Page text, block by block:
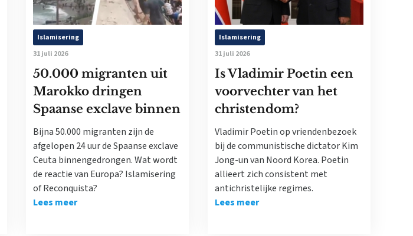
Islamisering
31 juli 2026
50.000 migranten uit
Marokko dringen
Spaanse exclave binnen
Bijna 50.000 migranten zijn de
afgelopen 24 uur de Spaanse exclave
Ceuta binnengedrongen. Wat wordt
de reactie van Europa? Islamisering
of Reconquista?
Lees meer
Islamisering
31 juli 2026
Is Vladimir Poetin een
voorvechter van het
christendom?
Vladimir Poetin op vriendenbezoek
bij de communistische dictator Kim
Jong-un van Noord Korea. Poetin
allieert zich consistent met
antichristelijke regimes.
Lees meer